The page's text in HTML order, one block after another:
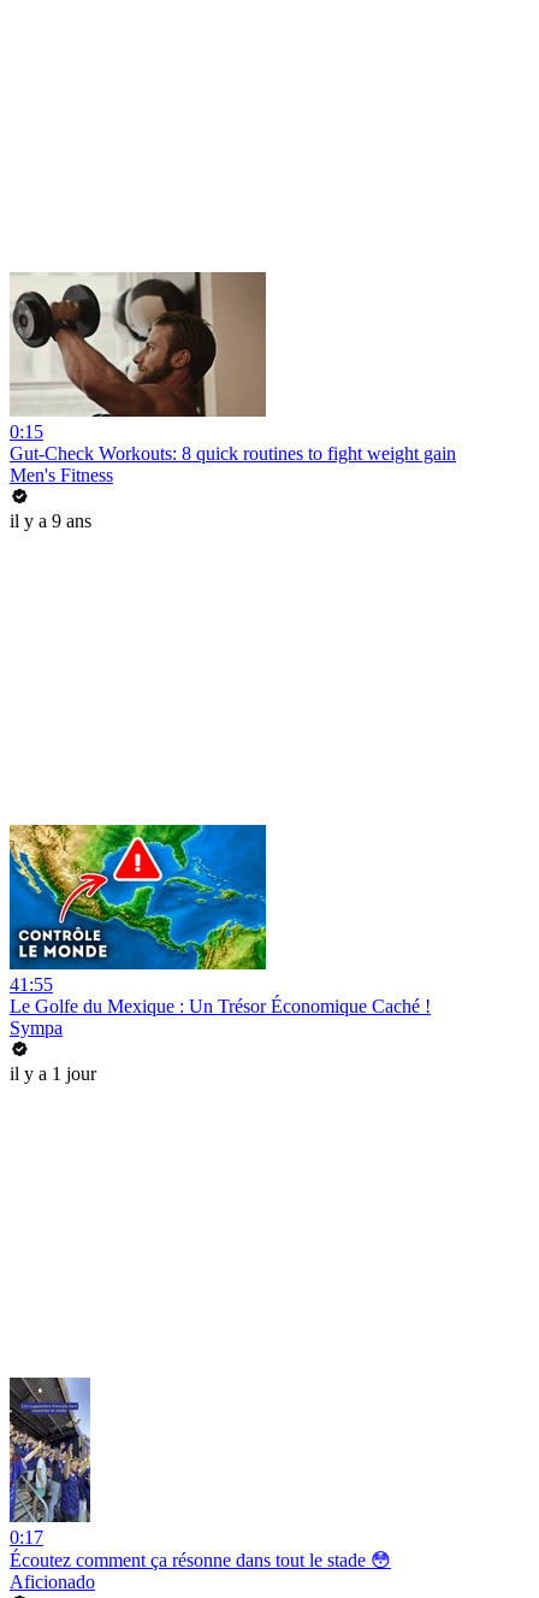
0:15
Gut-Check Workouts: 8 quick routines to fight weight gain
Men's Fitness
il y a 9 ans
41:55
Le Golfe du Mexique : Un Trésor Économique Caché !
Sympa
il y a 1 jour
0:17
Écoutez comment ça résonne dans tout le stade 😳
Aficionado